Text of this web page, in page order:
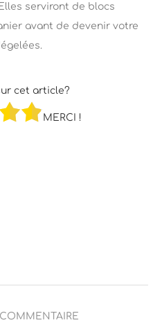
serviront de blocs
avant de devenir votre
cet article?
MERCI !